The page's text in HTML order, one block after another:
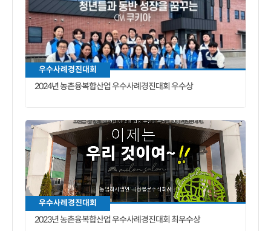
우수사례경진대회
2024년 농촌융복합산업 우수사례경진대회 우수상
우수사례경진대회
2023년 농촌융복합산업 우수사례경진대회 최우수상